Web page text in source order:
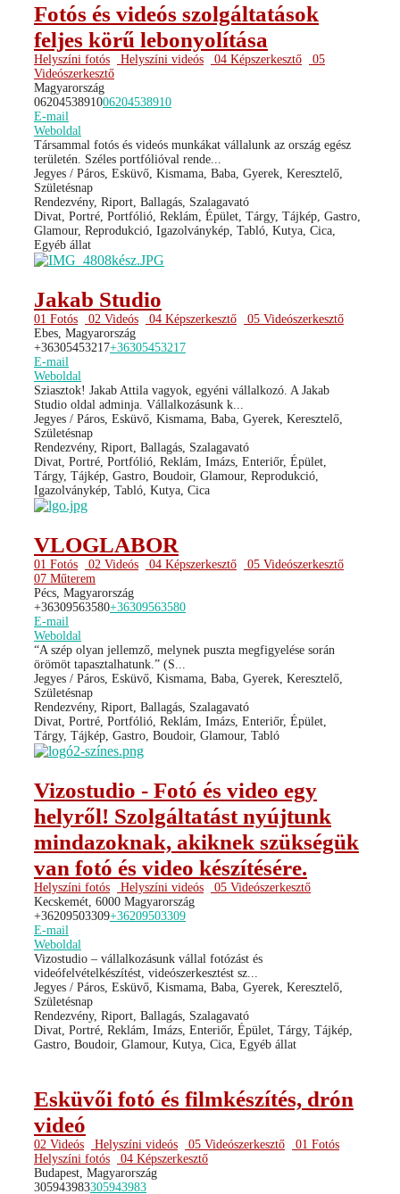
Fotós és videós szolgáltatások
feljes körű lebonyolítása
Helyszíni fotós Helyszíni videós 04 Képszerkesztő
05
Videószerkesztő
Magyarország
0620453891006204538910
E-mail
Weboldal
Társammal fotós és videós munkákat vállalunk az ország egész
területén. Széles portfólióval rende...
Jegyes / Páros, Esküvő, Kismama, Baba, Gyerek, Keresztelő,
Születésnap
Rendezvény, Riport, Ballagás, Szalagavató
Divat, Portré, Portfólió, Reklám, Épület, Tárgy, Tájkép, Gastro,
Glamour, Reprodukció, Igazolványkép, Tabló, Kutya, Cica,
Egyéb állat
Jakab Studio
01 Fotós 02 Videós 04 Képszerkesztő
05 Videószerkesztő
Ebes, Magyarország
+36305453217+36305453217
E-mail
Weboldal
Sziasztok! Jakab Attila vagyok, egyéni vállalkozó. A Jakab
Studio oldal adminja. Vállalkozásunk k...
Jegyes / Páros, Esküvő, Kismama, Baba, Gyerek, Keresztelő,
Születésnap
Rendezvény, Riport, Ballagás, Szalagavató
Divat, Portré, Portfólió, Reklám, Imázs, Enteriőr, Épület,
Tárgy, Tájkép, Gastro, Boudoir, Glamour, Reprodukció,
Igazolványkép, Tabló, Kutya, Cica
VLOGLABOR
01 Fotós 02 Videós 04 Képszerkesztő
05 Videószerkesztő
07 Műterem
Pécs, Magyarország
+36309563580+36309563580
E-mail
Weboldal
“A szép olyan jellemző, melynek puszta megfigyelése során
örömöt tapasztalhatunk.” (S...
Jegyes / Páros, Esküvő, Kismama, Baba, Gyerek, Keresztelő,
Születésnap
Rendezvény, Riport, Ballagás, Szalagavató
Divat, Portré, Portfólió, Reklám, Imázs, Enteriőr, Épület,
Tárgy, Tájkép, Gastro, Boudoir, Glamour, Tabló
Vizostudio - Fotó és video egy
helyről! Szolgáltatást nyújtunk
mindazoknak, akiknek szükségük
van fotó és video készítésére.
Helyszíni fotós Helyszíni videós
05 Videószerkesztő
Kecskemét, 6000 Magyarország
+36209503309+36209503309
E-mail
Weboldal
Vizostudio – vállalkozásunk vállal fotózást és
videófelvételkészítést, videószerkesztést sz...
Jegyes / Páros, Esküvő, Kismama, Baba, Gyerek, Keresztelő,
Születésnap
Rendezvény, Riport, Ballagás, Szalagavató
Divat, Portré, Reklám, Imázs, Enteriőr, Épület, Tárgy, Tájkép,
Gastro, Boudoir, Glamour, Kutya, Cica, Egyéb állat
Esküvői fotó és filmkészítés, drón
videó
02 Videós Helyszíni videós 05 Videószerkesztő
01 Fotós
Helyszíni fotós
04 Képszerkesztő
Budapest, Magyarország
305943983305943983